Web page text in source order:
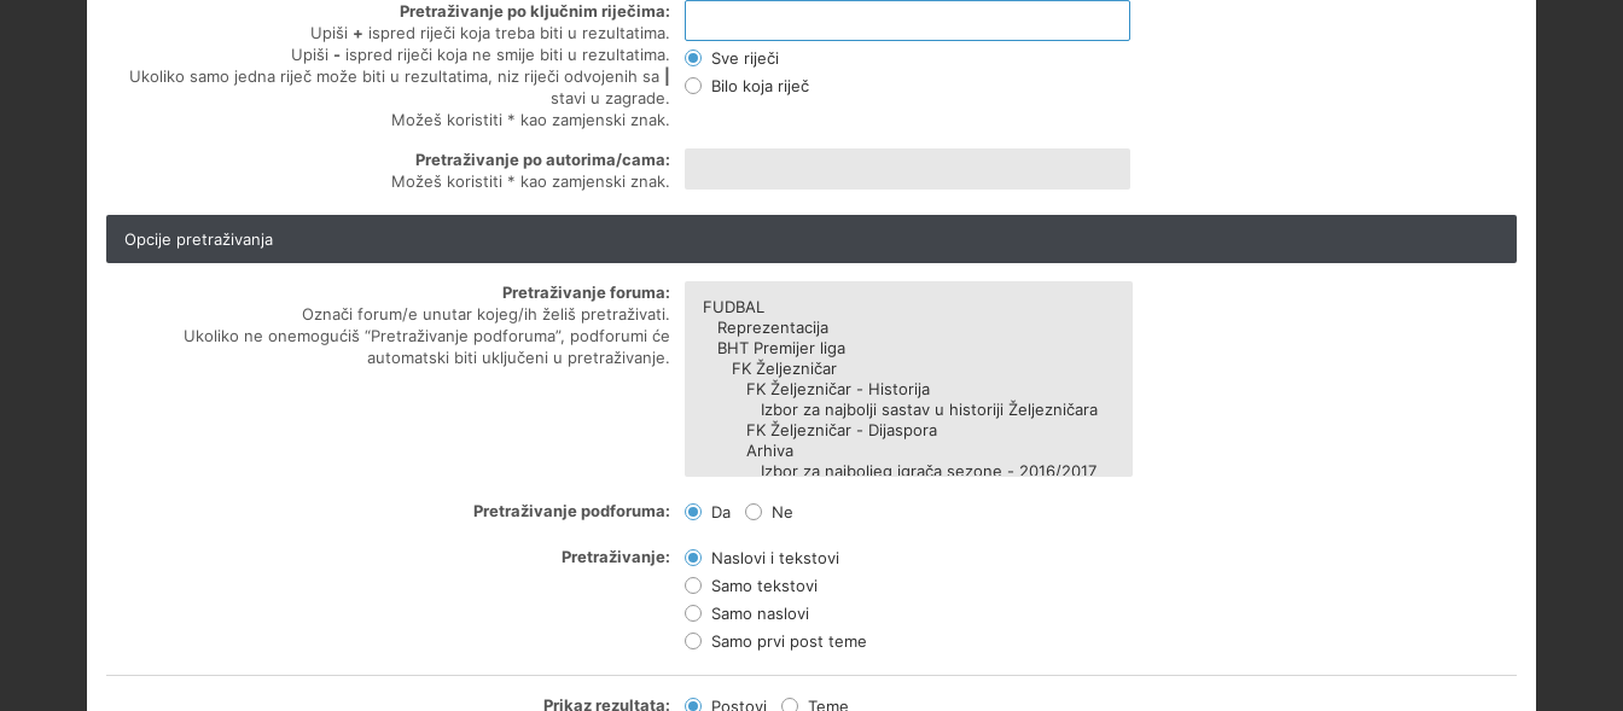
Pretraživanje po ključnim riječima:
Upiši + ispred riječi koja treba biti u rezultatima.
Upiši - ispred riječi koja ne smije biti u rezultatima.
Ukoliko samo jedna riječ može biti u rezultatima, niz riječi odvojenih sa
stavi u zagrade.
Možeš koristiti * kao zamjenski znak.
Sve riječi
Bilo koja riječ
Pretraživanje po autorima/cama:
Možeš koristiti * kao zamjenski znak.
Opcije pretraživanja
Pretraživanje foruma:
Označi forum/e unutar kojeg/ih želiš pretraživati.
Ukoliko ne onemogućiš “Pretraživanje podforuma”, podforumi će
automatski biti uključeni u pretraživanje.
Pretraživanje podforuma: Da Ne
Pretraživanje:
Naslovi i tekstovi
Samo tekstovi
Samo naslovi
Samo prvi post teme
Prikaz rezultata: Postovi Teme